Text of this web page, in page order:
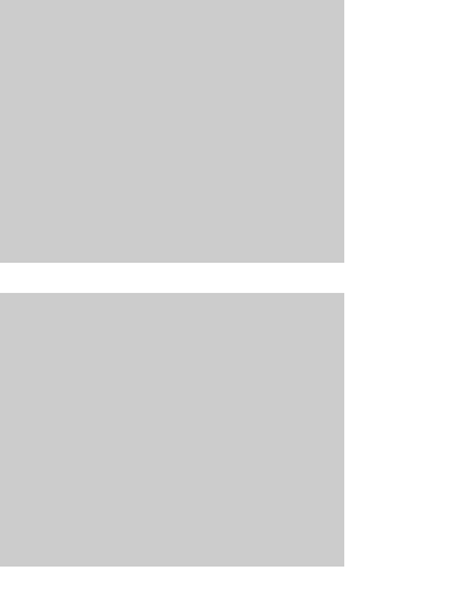
Fotos: Susanna